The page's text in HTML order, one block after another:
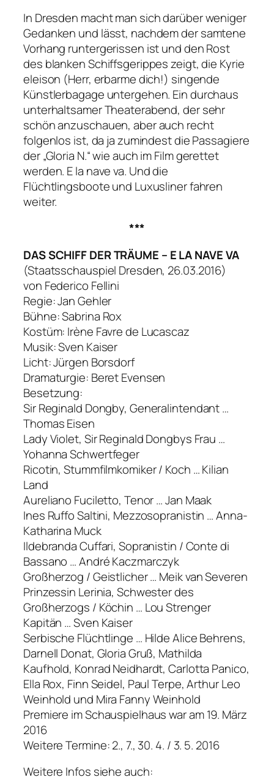
In Dresden macht man sich darüber weniger
Gedanken und lässt, nachdem der samtene
Vorhang runtergerissen ist und den Rost
des blanken Schiffsgerippes zeigt, die Kyrie
eleison (Herr, erbarme dich!) singende
Künstlerbagage untergehen. Ein durchaus
unterhaltsamer Theaterabend, der sehr
schön anzuschauen, aber auch recht
folgenlos ist, da ja zumindest die Passagiere
der „Gloria N.“ wie auch im Film gerettet
werden. E la nave va. Und die
Flüchtlingsboote und Luxusliner fahren
weiter.
***
DAS SCHIFF DER TRÄUME – E LA NAVE VA
(Staatsschauspiel Dresden, 26.03.2016)
von Federico Fellini
Regie: Jan Gehler
Bühne: Sabrina Rox
Kostüm: Irène Favre de Lucascaz
Musik: Sven Kaiser
Licht: Jürgen Borsdorf
Dramaturgie: Beret Evensen
Besetzung:
Sir Reginald Dongby, Generalintendant …
Thomas Eisen
Lady Violet, Sir Reginald Dongbys Frau …
Yohanna Schwertfeger
Ricotin, Stummfilmkomiker / Koch … Kilian
Land
Aureliano Fuciletto, Tenor … Jan Maak
Ines Ruffo Saltini, Mezzosopranistin … Anna-
Katharina Muck
Ildebranda Cuffari, Sopranistin / Conte di
Bassano … André Kaczmarczyk
Großherzog / Geistlicher … Meik van Severen
Prinzessin Lerinia, Schwester des
Großherzogs / Köchin … Lou Strenger
Kapitän … Sven Kaiser
Serbische Flüchtlinge … Hilde Alice Behrens,
Darnell Donat, Gloria Gruß, Mathilda
Kaufhold, Konrad Neidhardt, Carlotta Panico,
Ella Rox, Finn Seidel, Paul Terpe, Arthur Leo
Weinhold und Mira Fanny Weinhold
Premiere im Schauspielhaus war am 19. März
2016
Weitere Termine: 2., 7., 30. 4. / 3. 5. 2016
Weitere Infos siehe auch: